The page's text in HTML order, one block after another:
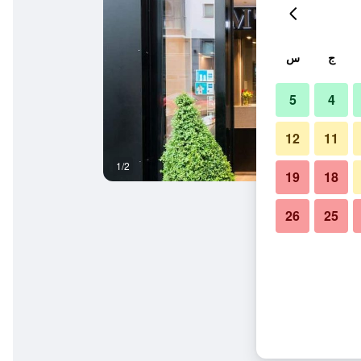
1/2
ج س
4
5
11
12
18
19
25
26